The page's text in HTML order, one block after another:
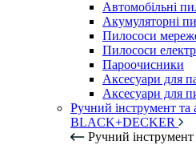
Автомобільні
Акумуляторні
Пилососи
Пилососи
Пароочисники
Аксесуари для
Аксесуари для
Ручний інструмент та
BLACK+DECKER
Ручний інструмент